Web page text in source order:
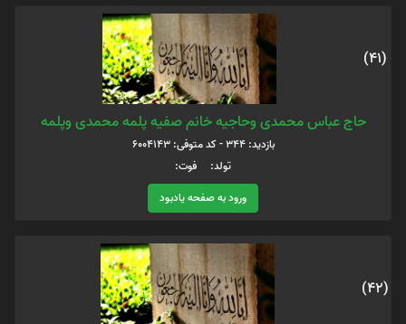
(41)
حاج عباس محمدی وحاجیه خانم صفیه پلمه محمدی وپلمه
بازدید: 344 - کد متوفی: 6004143
تولد: فوت:
ورود به صفحه یادبود
(42)